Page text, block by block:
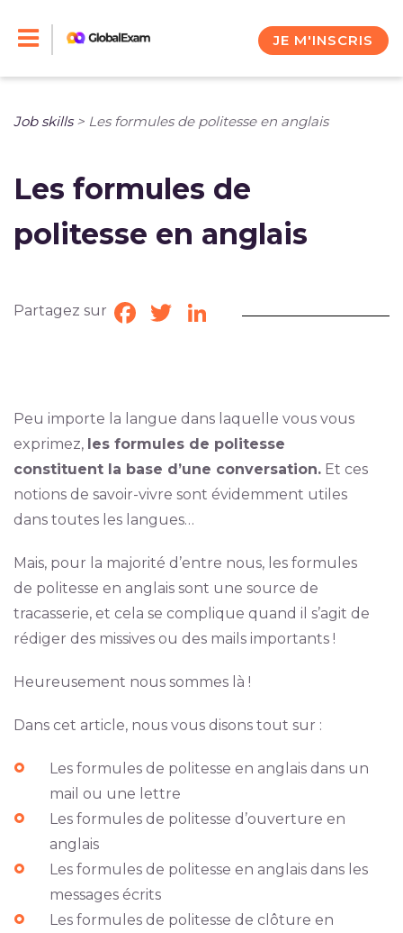
JE M'INSCRIS
Job skills> Les formules de politesse en anglais
Les formules de
politesse en anglais
Partagez sur Facebook
TwitterLinkedIn
Peu importe la langue dans laquelle vous vous
exprimez, les formules de politesse
constituent la base d’une conversation.Et ces
notions de savoir-vivre sont évidemment utiles
dans toutes les langues…
Mais, pour la majorité d’entre nous, les formules
de politesse en anglais sont une source de
tracasserie, et cela se complique quand il s’agit de
rédiger des missives ou des mails importants !
Heureusement nous sommes là !
Dans cet article, nous vous disons tout sur :
Les formules de politesse en anglais dans un
mail ou une lettre
Les formules de politesse d’ouverture en
anglais
Les formules de politesse en anglais dans les
messages écrits
Les formules de politesse de clôture en